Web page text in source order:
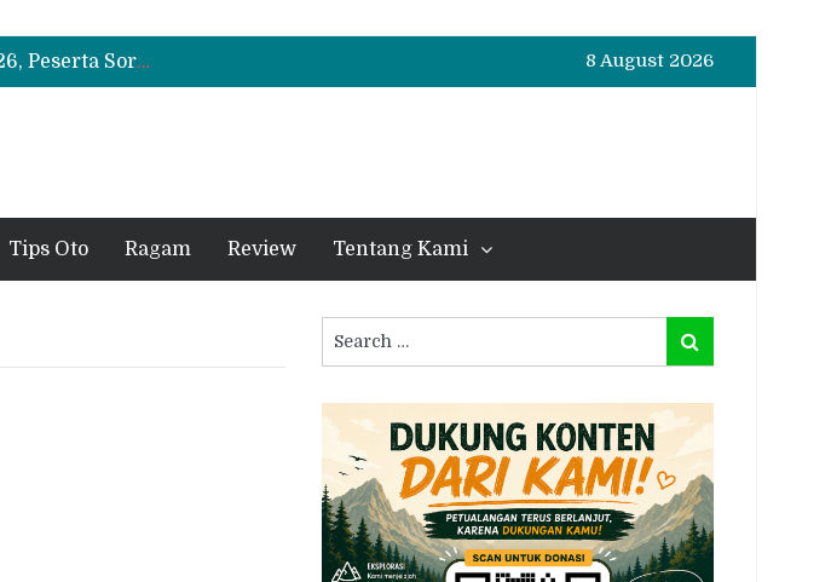
Beli Mobil Jangan Cuma Lihat Cicilan, TAF dan OJK Tekankan Pentingnya Literasi Keuangan
Test Drive Suzuki Fronx SGX Hybrid Kuro di GIIAS 2026, Peserta Soroti Desain Sporty dan DVR
Leapmotor Mulai Perakitan Lokal di Indonesia, B10 dan C10 Jadi Model Perdana
8 August 2026
Tips Oto Ragam Review Tentang Kami
for:
Search